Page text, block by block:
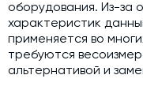
Подбор и поставка
Экспертиза
Технический аудит
оборудования. Из-за
характеристик
применяется во
требуются
альтернативой и